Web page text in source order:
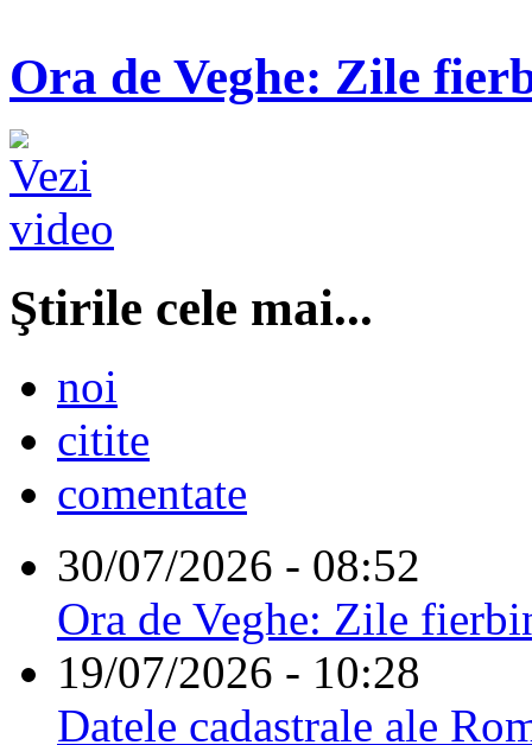
Ora de Veghe: Zile
Ştirile cele mai...
noi
citite
comentate
30/07/2026 - 08:52
Ora de Veghe: Zile
19/07/2026 - 10:28
Datele cadastrale ale